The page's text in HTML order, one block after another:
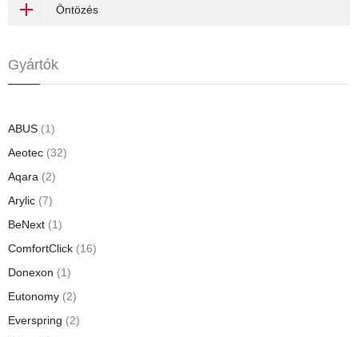
Öntözés
Gyártók
ABUS (1)
Aeotec (32)
Aqara (2)
Arylic (7)
BeNext (1)
ComfortClick (16)
Donexon (1)
Eutonomy (2)
Everspring (2)